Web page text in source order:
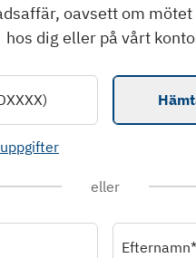
oavsett om
hos dig eller på vårt
eller
Efternamn*